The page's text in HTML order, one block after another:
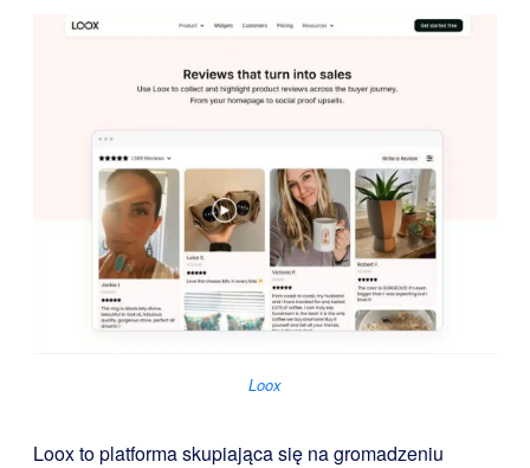
Loox
Loox to platforma skupiająca się na gromadzeniu